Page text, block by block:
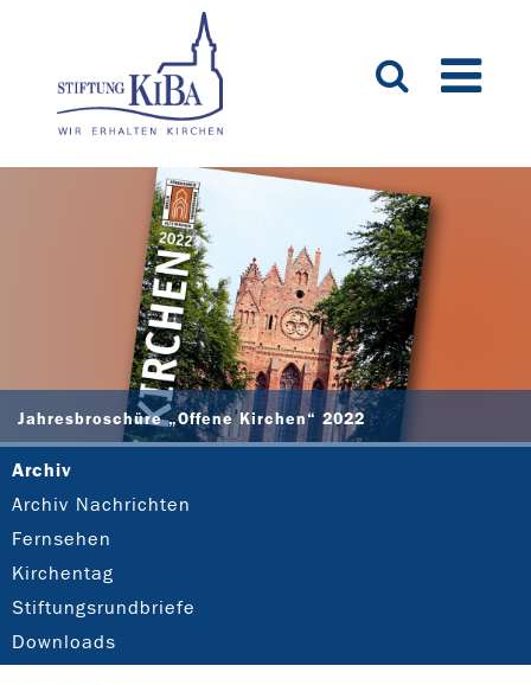
Jahresbroschüre „Offene Kirchen“ 2022
Archiv
Archiv Nachrichten
Fernsehen
Kirchentag
Stiftungsrundbriefe
Downloads